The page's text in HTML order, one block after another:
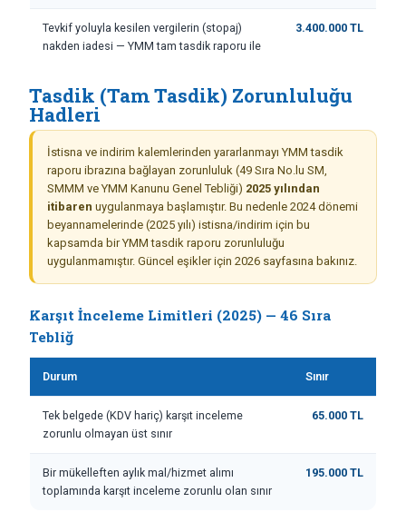
Tevkif yoluyla kesilen vergilerin (stopaj)
nakden iadesi — YMM tam tasdik raporu ile
3.400.000 TL
Tasdik (Tam Tasdik) Zorunluluğu
Hadleri
İstisna ve indirim kalemlerinden yararlanmayı YMM tasdik
raporu ibrazına bağlayan zorunluluk (49 Sıra No.lu SM,
SMMM ve YMM Kanunu Genel Tebliği) 2025 yılından
itibaren uygulanmaya başlamıştır. Bu nedenle 2024 dönemi
beyannamelerinde (2025 yılı) istisna/indirim için bu
kapsamda bir YMM tasdik raporu zorunluluğu
uygulanmamıştır. Güncel eşikler için 2026 sayfasına bakınız.
Karşıt İnceleme Limitleri (2025) — 46 Sıra
Tebliğ
Durum Sınır
Tek belgede (KDV hariç) karşıt inceleme
zorunlu olmayan üst sınır
65.000 TL
Bir mükelleften aylık mal/hizmet alımı
toplamında karşıt inceleme zorunlu olan sınır
195.000 TL